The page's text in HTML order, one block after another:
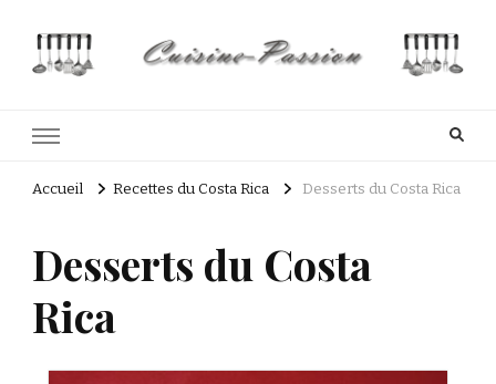
Accueil Recettes du Costa Rica Desserts du Costa Rica
Desserts du Costa
Rica